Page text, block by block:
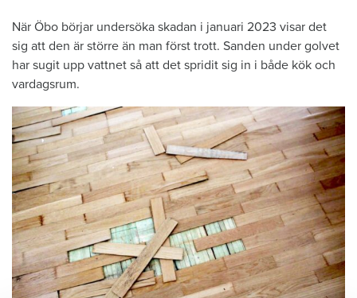
När Öbo börjar undersöka skadan i januari 2023 visar det
sig att den är större än man först trott. Sanden under golvet
har sugit upp vattnet så att det spridit sig in i både kök och
vardagsrum.